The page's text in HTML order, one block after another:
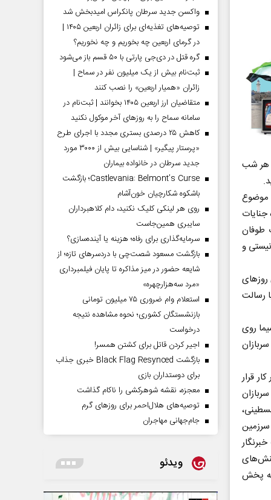
هر شب
موضوع
درباره جنایات
طوفان
و
روزهای
رسالت
روی
قرار
پخش
واکسن جدید سرطان پانکراس امیدبخش شد
توصیه‌های تغذیه‌ای برای زائران اربعین ۱۴۰۵ |
در گرمای اربعین چه بخوریم و چه نخوریم؟
گره قتل در دی‌جی پارتی با ۵۰ قسم باز می‌شود
ثبت‌نام بیش از یک میلیون نفر در سماح |
زائران «همیار اربعین» را نصب کنند
متقاضیان ارز اربعین ۱۴۰۵ بخوانند | ثبت‌نام در
سامانه سماح را به روز‌های آخر موکول نکنید
کاهش ۲۵ درصدی بستری مجدد با اجرای طرح
«پرستار پیگیر» | شناسایی بیش از ۳۰۰۰ مورد
جدید سرطان در خانواده بیماران
Castlevania: Belmont’s Curse؛ بازگشت
باشکوه شکارچیان خون‌آشام
روی هر لینکی کلیک نکنید، دام کلاهبرداران
سایبری همین‌جاست
سرمایه‌گذاری برای رفاه؛ هزینه یا آینده‌سازی؟
بازگشت مسعود شصت‌چی با دردسر‌های تازه؛ از
شایعه حضور در میز مذاکره تا پایان فیلمبرداری
«مرد سه‌هزارچهره»
استعلام وام ضروری ۷۵ میلیون تومانی
بازنشستگان کشوری؛ نحوه مشاهده نتیجه
درخواست
اجیر کردن قاتل برای کشتن همسر!
بازگشت Black Flag Resynced خبری جذاب
برای دوستداران بازی
معجزه، نقشه شوهرکشی را ناکام گذاشت
توصیه‌های هلال‌احمر برای روز‌های گرم
جام‌جهانی مهاجران
ویدئو